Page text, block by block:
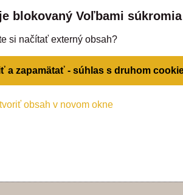
blokovaný Voľbami súkromia
si načítať externý obsah?
a zapamätať - súhlas s druhom
obsah v novom okne